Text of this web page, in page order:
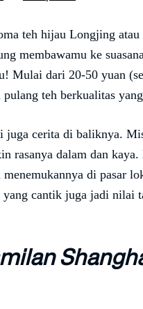
teh hijau Longjing
membawamu ke
Mulai dari 20-50 yuan
teh berkualitas
juga cerita di baliknya.
rasanya dalam dan
di pasar
yang cantik juga jadi nilai